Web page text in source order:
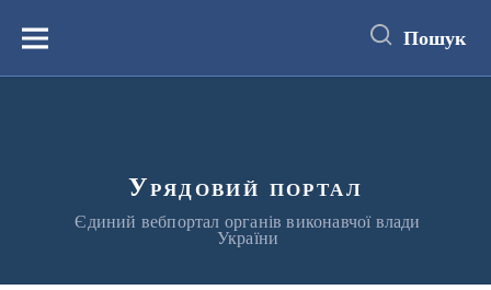
вмістуМеню Пошук
Урядовий портал
Єдиний вебпортал органів виконавчої влади
України